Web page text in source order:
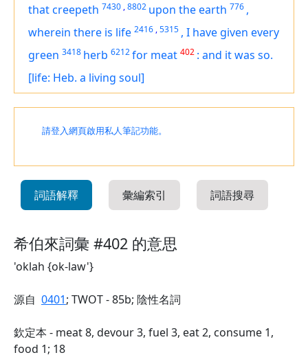
that creepeth 7430 ,8802 upon the earth 776 ,
wherein there is life 2416 ,5315 , I have given every
green 3418 herb 6212for meat 402 : and it was so.
[life: Heb. a living soul]
請登入網頁啟用私人筆記功能。
詞語解釋 彙編索引 詞語搜尋
希伯來詞彙 #402 的意思
'oklah {ok-law'}
源自 0401; TWOT - 85b; 陰性名詞
欽定本 - meat 8, devour 3, fuel 3, eat 2, consume 1,
food 1; 18